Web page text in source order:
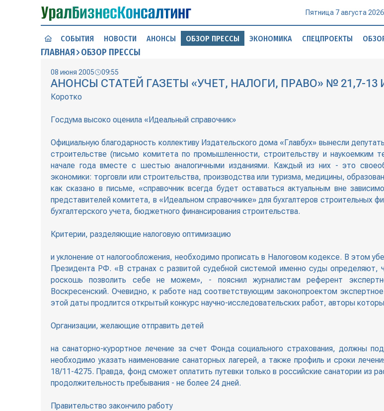
Пятница 7 августа 2026
СОБЫТИЯ НОВОСТИ АНОНСЫ ОБЗОР ПРЕССЫ ЭКОНОМИКА СПЕЦПРОЕКТЫ
ГЛАВНАЯ ОБЗОР ПРЕССЫ
08 июня 2005 09:55
АНОНСЫ СТАТЕЙ ГАЗЕТЫ «УЧЕТ, НАЛОГИ, ПРАВО» № 21,7-13
Коротко
Госдума высоко оценила «Идеальный справочник»
Официальную благодарность коллективу Издательского дома «Главбух» вынесли
строительстве (письмо комитета по промышленности, строительству и
начале года вместе с шестью аналогичными изданиями. Каждый из них - это
экономики: торговли или строительства, производства или туризма, медицины,
как сказано в письме, «справочник всегда будет оставаться актуальным вне
представителей комитета, в «Идеальном справочнике» для бухгалтеров строительных
бухгалтерского учета, бюджетного финансирования строительства.
Критерии, разделяющие налоговую оптимизацию
и уклонение от налогообложения, необходимо прописать в Налоговом кодексе. В этом
Президента РФ. «В странах с развитой судебной системой именно суды
роскошь позволить себе не можем», - пояснил журналистам референт
Воскресенский. Очевидно, к работе над соответствующим законопроектом
этой даты продлится открытый конкурс научно-исследовательских работ, авторы
Организации, желающие отправить детей
на санаторно-курортное лечение за счет Фонда социального страхования, должны
необходимо указать наименование санаторных лагерей, а также профиль и сроки
18/11-4275. Правда, фонд сможет оплатить путевки только в российские санатории из
продолжительность пребывания - не более 24 дней.
Правительство закончило работу